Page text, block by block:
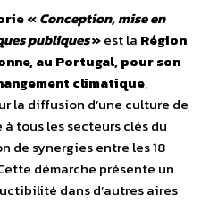
«Conception, mise en
publiques»est la Région
au Portugal, pour son
climatique,
la diffusion d’une culture de
tous les secteurs clés du
de synergies entre les 18
démarche présente un
dans d’autres aires